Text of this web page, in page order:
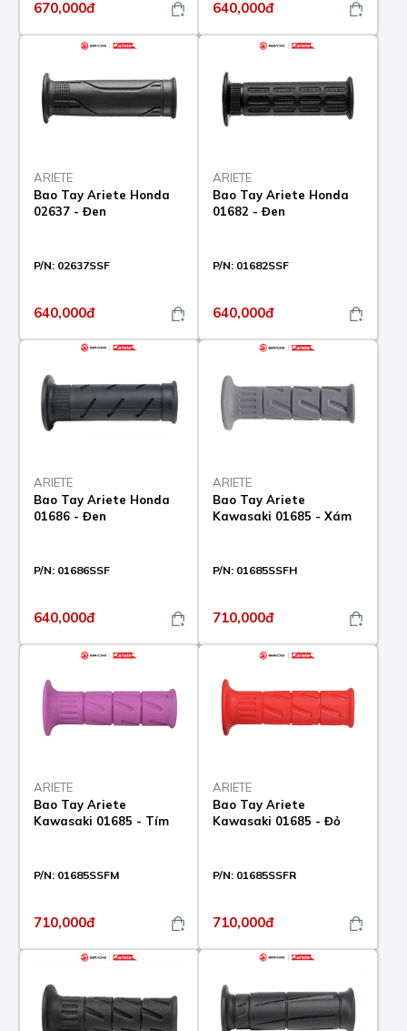
670,000đ 640,000đ
ARIETE
Bao Tay Ariete Honda
02637 - Đen
P/N: 02637SSF
640,000đ
ARIETE
Bao Tay Ariete Honda
01682 - Đen
P/N: 01682SSF
640,000đ
ARIETE
Bao Tay Ariete Honda
01686 - Đen
P/N: 01686SSF
640,000đ
ARIETE
Bao Tay Ariete
Kawasaki 01685 - Xám
P/N: 01685SSFH
710,000đ
ARIETE
Bao Tay Ariete
Kawasaki 01685 - Tím
P/N: 01685SSFM
710,000đ
ARIETE
Bao Tay Ariete
Kawasaki 01685 - Đỏ
P/N: 01685SSFR
710,000đ